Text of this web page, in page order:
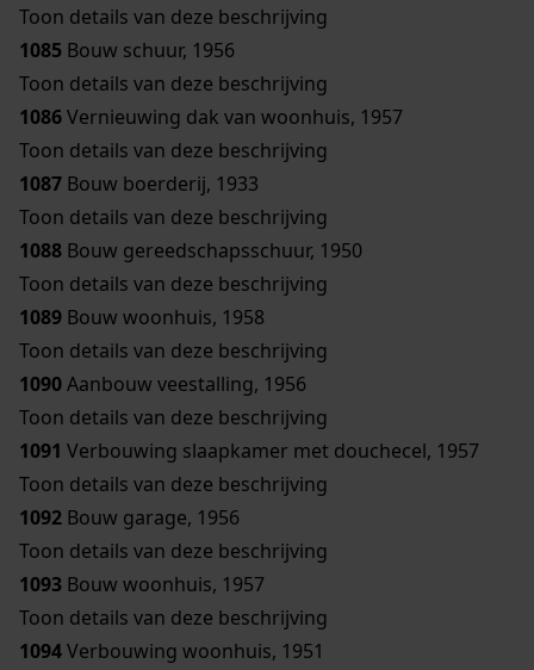
Toon details van deze beschrijving
1085 Bouw schuur, 1956
Toon details van deze beschrijving
1086Vernieuwing dak van woonhuis, 1957
Toon details van deze beschrijving
1087 Bouw boerderij, 1933
Toon details van deze beschrijving
1088 Bouw gereedschapsschuur, 1950
Toon details van deze beschrijving
1089 Bouw woonhuis, 1958
Toon details van deze beschrijving
1090Aanbouw veestalling, 1956
Toon details van deze beschrijving
1091 Verbouwing slaapkamer met douchecel, 1957
Toon details van deze beschrijving
1092 Bouw garage, 1956
Toon details van deze beschrijving
1093 Bouw woonhuis, 1957
Toon details van deze beschrijving
1094Verbouwing woonhuis, 1951